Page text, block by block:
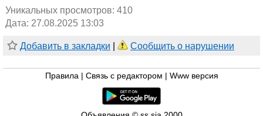
Уникальных просмотров: 410
Дата: 27.08.2025 13:03
Добавить в закладки Сообщить о нарушении
Правила Связь с редактором Www версия